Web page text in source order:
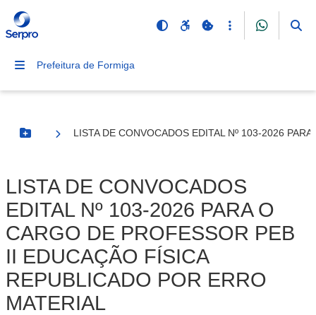
Prefeitura de Formiga
Botão Menu
LISTA DE CONVOCADOS EDITAL Nº 103-2026
LISTA DE CONVOCADOS
EDITAL Nº 103-2026 PARA O
CARGO DE PROFESSOR PEB
II EDUCAÇÃO FÍSICA
REPUBLICADO POR ERRO
MATERIAL